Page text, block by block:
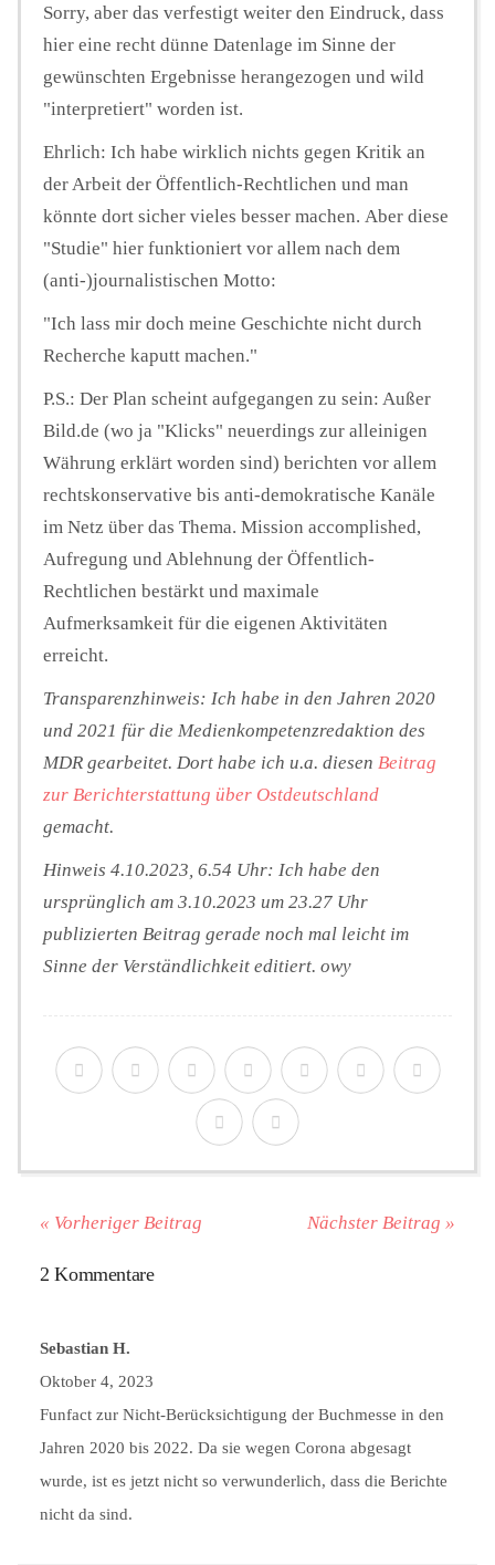
Sorry, aber das verfestigt weiter den Eindruck, dass
hier eine recht dünne Datenlage im Sinne der
gewünschten Ergebnisse herangezogen und wild
"interpretiert" worden ist.
Ehrlich: Ich habe wirklich nichts gegen Kritik an
der Arbeit der Öffentlich-Rechtlichen und man
könnte dort sicher vieles besser machen. Aber diese
"Studie" hier funktioniert vor allem nach dem
(anti-)journalistischen Motto:
"Ich lass mir doch meine Geschichte nicht durch
Recherche kaputt machen."
P.S.: Der Plan scheint aufgegangen zu sein: Außer
Bild.de (wo ja "Klicks" neuerdings zur alleinigen
Währung erklärt worden sind) berichten vor allem
rechtskonservative bis anti-demokratische Kanäle
im Netz über das Thema. Mission accomplished,
Aufregung und Ablehnung der Öffentlich-
Rechtlichen bestärkt und maximale
Aufmerksamkeit für die eigenen Aktivitäten
erreicht.
Transparenzhinweis: Ich habe in den Jahren 2020
und 2021 für die Medienkompetenzredaktion des
MDR gearbeitet. Dort habe ich u.a. diesen Beitrag
zur Berichterstattung über Ostdeutschland
gemacht.
Hinweis 4.10.2023, 6.54 Uhr: Ich habe den
ursprünglich am 3.10.2023 um 23.27 Uhr
publizierten Beitrag gerade noch mal leicht im
Sinne der Verständlichkeit editiert. owy
« Vorheriger Beitrag Nächster Beitrag »
2 Kommentare
Sebastian H.
Oktober 4, 2023
Funfact zur Nicht-Berücksichtigung der Buchmesse in den
Jahren 2020 bis 2022. Da sie wegen Corona abgesagt
wurde, ist es jetzt nicht so verwunderlich, dass die Berichte
nicht da sind.